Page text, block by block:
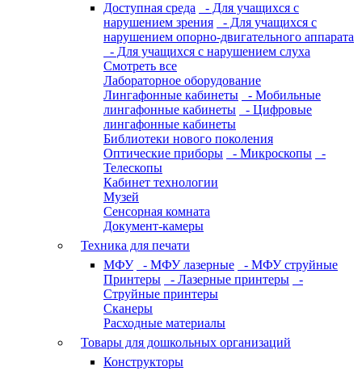
Доступная среда
- Для учащихся с
нарушением зрения
- Для учащихся с
нарушением опорно-двигательного аппарата
- Для учащихся с нарушением слуха
Смотреть все
Лабораторное оборудование
Лингафонные кабинеты
- Мобильные
лингафонные кабинеты
- Цифровые
лингафонные кабинеты
Библиотеки нового поколения
Оптические приборы
- Микроскопы
-
Телескопы
Кабинет технологии
Музей
Сенсорная комната
Документ-камеры
Техника для печати
МФУ
- МФУ лазерные
- МФУ струйные
Принтеры
- Лазерные принтеры
-
Струйные принтеры
Сканеры
Расходные материалы
Товары для дошкольных организаций
Конструкторы